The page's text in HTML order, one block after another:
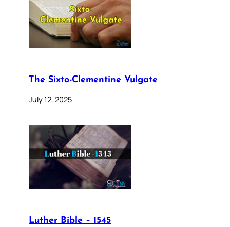
The Sixto-Clementine Vulgate
July 12, 2025
Luther Bible – 1545